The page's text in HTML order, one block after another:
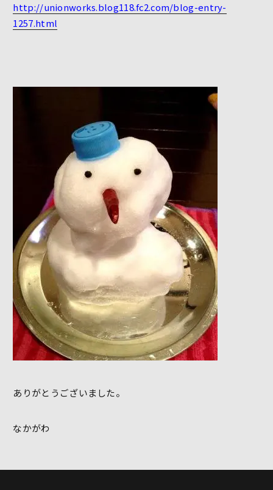
http://unionworks.blog118.fc2.com/blog-entry-
1257.html
ありがとうございました。
なかがわ